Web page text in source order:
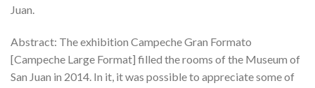
Juan.
Abstract: The exhibition Campeche Gran Formato
[Campeche Large Format] filled the rooms of the Museum of
San Juan in 2014. In it, it was possible to appreciate some of